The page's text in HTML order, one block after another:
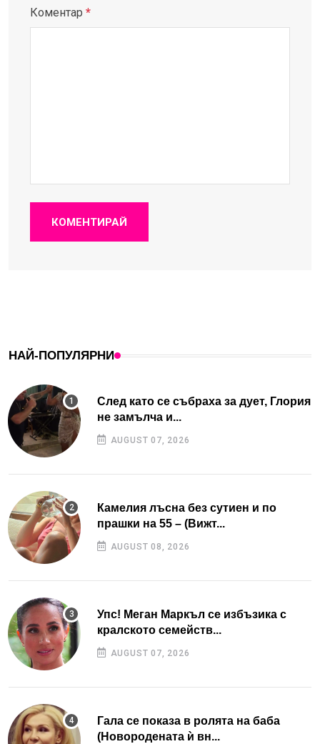
Коментар *
КОМЕНТИРАЙ
НАЙ-ПОПУЛЯРНИ
След като се събраха за дует, Глория
не замълча и...
AUGUST 07, 2026
Камелия лъсна без сутиен и по
прашки на 55 – (Вижт...
AUGUST 08, 2026
Упс! Меган Маркъл се избъзика с
кралското семейств...
AUGUST 07, 2026
Гала се показа в ролята на баба
(Новородената ѝ вн...